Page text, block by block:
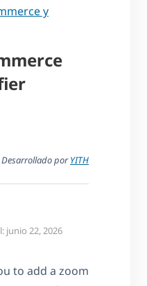
y
Desarrollado porYITH
junio 22, 2026
to add a zoom